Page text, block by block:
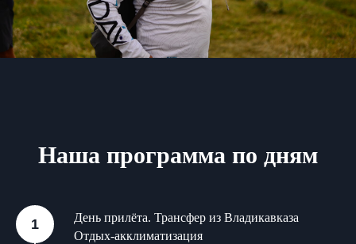
Наша программа по дням
День прилёта. Трансфер из Владикавказа
Отдых-акклиматизация